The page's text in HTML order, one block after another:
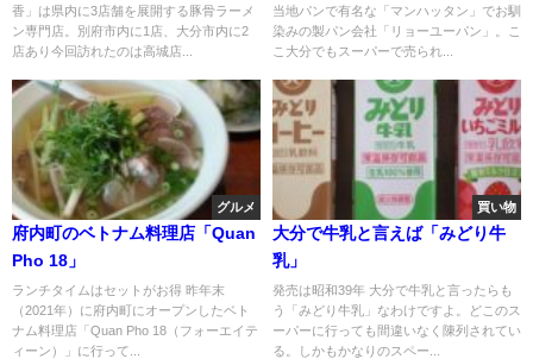
香」は県内に3店舗を展開する豚骨ラーメ
ン専門店。別府市内に1店、大分市内に2
店あり今回訪れたのは高城店...
当地パンで有名な「マンハッタン」でお馴
染みの製パン会社「リョーユーパン」。こ
こ大分でもスーパーで売られ...
グルメ
府内町のベトナム料理店「Quan
Pho 18」
ランチタイムはセットがお得 昨年末
（2021年）に府内町にオープンしたベト
ナム料理店「Quan Pho 18（フォーエイテ
ィーン）」に行って...
買い物
大分で牛乳と言えば「みどり牛
乳」
発売は昭和39年 大分で牛乳と言ったらも
う「みどり牛乳」なわけですよ。どこのス
ーパーに行っても間違いなく陳列されてい
る。しかもかなりのスペー...